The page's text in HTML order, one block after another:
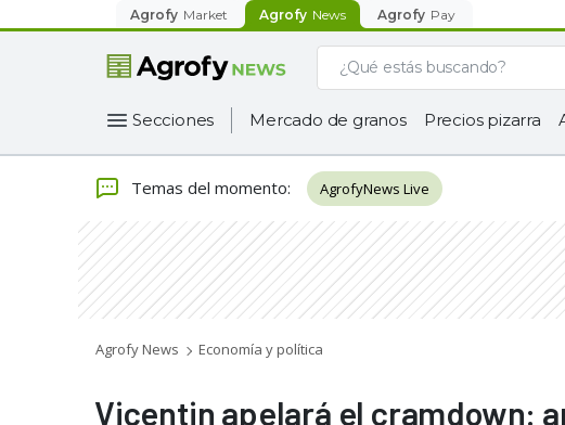
Agrofy Market Agrofy News Agrofy Pay
Secciones Mercado de granos Precios pizarra
Temas del momento: AgrofyNews Live
Agrofy News Economía y política
Vicentin apelará el cramdown: